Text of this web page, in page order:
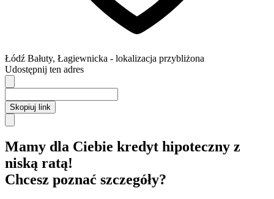
Łódź Bałuty, Łagiewnicka - lokalizacja przybliżona
Udostępnij ten adres
Skopiuj link
Mamy dla Ciebie kredyt hipoteczny z
niską ratą!
Chcesz poznać szczegóły?